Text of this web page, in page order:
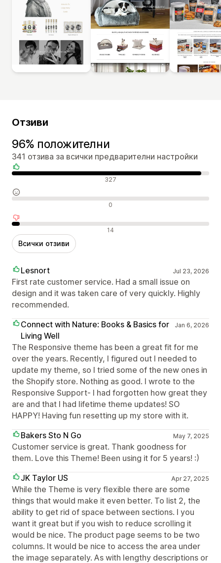
Отзиви
96% положителни
341 отзива за всички предварителни настройки
Положителни отзиви 327
Неутрални отзиви 0
Отрицателни отзиви 14
Всички отзиви
Lesnort Jul 23, 2026
First rate customer service. Had a small issue on
design and it was taken care of very quickly. Highly
recommended.
Connect with Nature: Books & Basics for
Living Well
Jan 6, 2026
The Responsive theme has been a great fit for me
over the years. Recently, I figured out I needed to
update my theme, so I tried some of the new ones in
the Shopify store. Nothing as good. I wrote to the
Responsive Support- I had forgotten how great they
are and that I had lifetime theme updates! SO
HAPPY! Having fun resetting up my store with it.
Bakers Sto N Go
May 7, 2025
Customer service is great. Thank goodness for
them. Love this Theme! Been using it for 5 years! :)
JK Taylor US
Apr 27, 2025
While the Theme is very flexible there are some
things that would make it even better. To list 2, the
ability to get rid of space between sections. I you
want it great but if you wish to reduce scrolling it
would be nice. The product page seems to be two
columns. It would be nice to access the area under
the image separately. As with lengthy descriptions or